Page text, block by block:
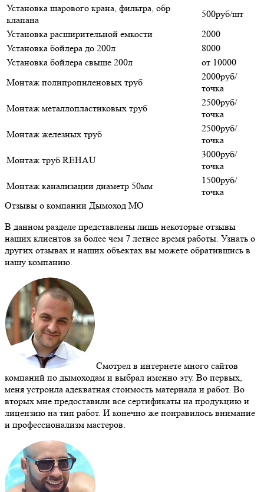
Установка шарового крана, фильтра, обр
клапана
500руб/шт
Установка расширительной емкости
2000
Установка бойлера до 200л
8000
Установка бойлера свыше 200л
от 10000
Монтаж полипропиленовых труб
2000руб/
точка
Монтаж металлопластиковых труб
2500руб/
точка
Монтаж железных труб
2500руб/
точка
Монтаж труб REHAU
3000руб/
точка
Монтаж канализации диаметр 50мм
1500руб/
точка
Отзывы о компании Дымоход МО
В данном разделе представлены лишь некоторые отзывы
наших клиентов за более чем 7 летнее время работы. Узнать о
других отзывах и наших объектах вы можете обратившись в
нашу компанию.
Смотрел в интернете много сайтов
компаний по дымоходам и выбрал именно эту. Во первых,
меня устроила адекватная стоимость материала и работ. Во
вторых мне предоставили все сертификаты на продукцию и
лицензию на тип работ. И конечно же понравилось внимание
и профессионализм мастеров.